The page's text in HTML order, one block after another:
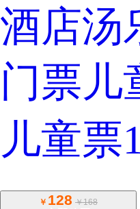
酒店汤
门票儿
儿童票
￥ 128 ￥168